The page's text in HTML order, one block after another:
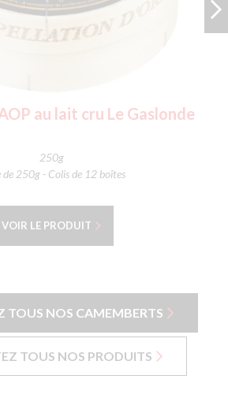
au lait cru Le Gaslonde
250g
de 250g - Colis de 12 boîtes
VOIR LE PRODUIT
TOUS NOS CAMEMBERTS
TOUS NOS PRODUITS